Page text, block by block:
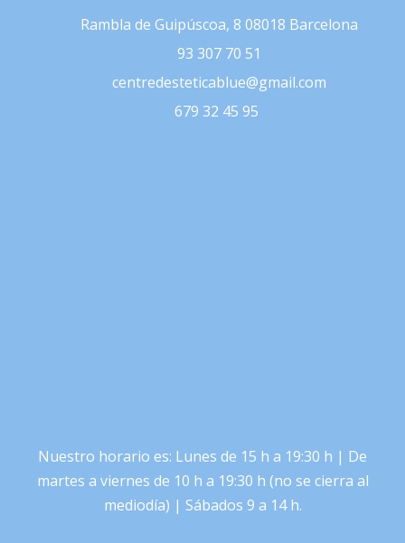
Rambla de Guipúscoa, 8 08018 Barcelona
93 307 70 51
centredesteticablue@gmail.com
679 32 45 95
Nuestro horario es: Lunes de 15 h a 19:30 h | De
martes a viernes de 10 h a 19:30 h (no se cierra al
mediodía) | Sábados 9 a 14 h.